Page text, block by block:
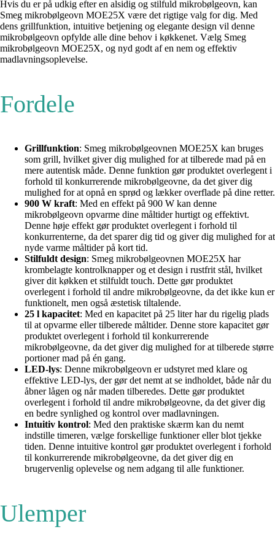
Hvis du er på udkig efter en alsidig og stilfuld mikrobølgeovn, kan
Smeg mikrobølgeovn MOE25X være det rigtige valg for dig. Med
dens grillfunktion, intuitive betjening og elegante design vil denne
mikrobølgeovn opfylde alle dine behov i køkkenet. Vælg Smeg
mikrobølgeovn MOE25X, og nyd godt af en nem og effektiv
madlavningsoplevelse.
Fordele
Grillfunktion: Smeg mikrobølgeovnen MOE25X kan bruges
som grill, hvilket giver dig mulighed for at tilberede mad på en
mere autentisk måde. Denne funktion gør produktet overlegent i
forhold til konkurrerende mikrobølgeovne, da det giver dig
mulighed for at opnå en sprød og lækker overflade på dine retter.
900 W kraft: Med en effekt på 900 W kan denne
mikrobølgeovn opvarme dine måltider hurtigt og effektivt.
Denne høje effekt gør produktet overlegent i forhold til
konkurrenterne, da det sparer dig tid og giver dig mulighed for at
nyde varme måltider på kort tid.
Stilfuldt design: Smeg mikrobølgeovnen MOE25X har
krombelagte kontrolknapper og et design i rustfrit stål, hvilket
giver dit køkken et stilfuldt touch. Dette gør produktet
overlegent i forhold til andre mikrobølgeovne, da det ikke kun er
funktionelt, men også æstetisk tiltalende.
25 l kapacitet: Med en kapacitet på 25 liter har du rigelig plads
til at opvarme eller tilberede måltider. Denne store kapacitet gør
produktet overlegent i forhold til konkurrerende
mikrobølgeovne, da det giver dig mulighed for at tilberede større
portioner mad på én gang.
LED-lys: Denne mikrobølgeovn er udstyret med klare og
effektive LED-lys, der gør det nemt at se indholdet, både når du
åbner lågen og når maden tilberedes. Dette gør produktet
overlegent i forhold til andre mikrobølgeovne, da det giver dig
en bedre synlighed og kontrol over madlavningen.
Intuitiv kontrol: Med den praktiske skærm kan du nemt
indstille timeren, vælge forskellige funktioner eller blot tjekke
tiden. Denne intuitive kontrol gør produktet overlegent i forhold
til konkurrerende mikrobølgeovne, da det giver dig en
brugervenlig oplevelse og nem adgang til alle funktioner.
Ulemper